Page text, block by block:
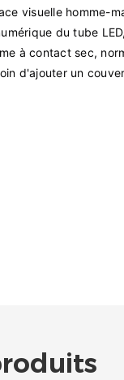
visuelle homme-
du tube
à contact sec,
d'ajouter un